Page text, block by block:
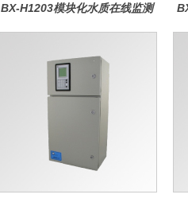
BX-H1203模块化水质在线监测